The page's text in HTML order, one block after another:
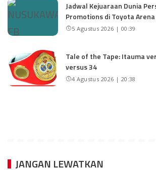
Jadwal Kejuaraan Dunia
Promotions di Toyota Arena
5 Agustus 2026 | 00:39
Tale of the Tape: Itauma
versus 34
4 Agustus 2026 | 20:38
JANGAN LEWATKAN